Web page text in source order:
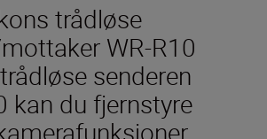
trådløse
WR-R10
senderen
kan du fjernstyre